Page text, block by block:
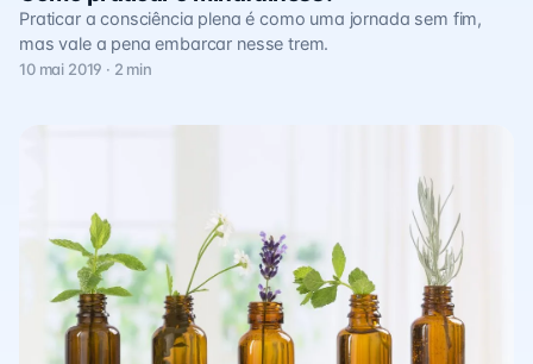
Praticar a consciência plena é como uma jornada sem fim,
mas vale a pena embarcar nesse trem.
10 mai 2019 · 2 min